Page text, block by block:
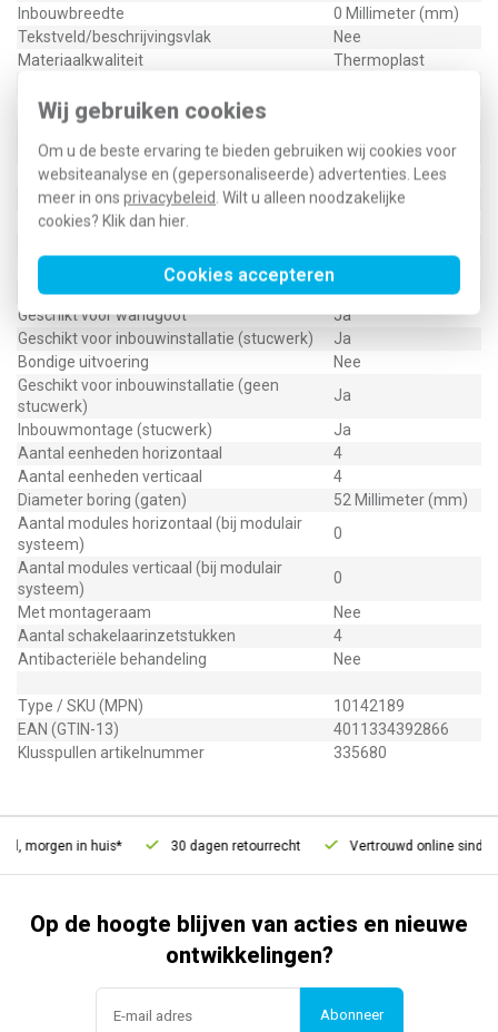
Wij gebruiken cookies
Om u de beste ervaring te bieden gebruiken wij cookies voor
websiteanalyse en (gepersonaliseerde) advertenties. Lees
meer in ons privacybeleid. Wilt u alleen noodzakelijke
cookies? Klik dan hier.
Cookies accepteren
Inbouwbreedte
0 Millimeter (mm)
Tekstveld/beschrijvingsvlak
Nee
Materiaalkwaliteit
Thermoplast
Bevestigingswijze
Montagerichting
verticaal
RAL-nummer (vergelijkbaar)
9010
Slagvastheid
IK05
Beschermingsgraad (IP)
Uitvoering oppervlakte
Glanzend
Geschikt voor wandgoot
Ja
Geschikt voor inbouwinstallatie (stucwerk)
Ja
Bondige uitvoering
Nee
Geschikt voor inbouwinstallatie (geen
stucwerk)
Ja
Inbouwmontage (stucwerk)
Ja
Aantal eenheden horizontaal
4
Aantal eenheden verticaal
4
Diameter boring (gaten)
52 Millimeter (mm)
Aantal modules horizontaal (bij modulair
systeem)
0
Aantal modules verticaal (bij modulair
systeem)
0
Met montageraam
Nee
Aantal schakelaarinzetstukken
4
Antibacteriële behandeling
Nee
Type / SKU (MPN)
10142189
EAN (GTIN-13)
4011334392866
Klusspullen artikelnummer
335680
morgen in huis* 30 dagen retourrecht Vertrouwd online sinds
Op de hoogte blijven van acties en nieuwe
ontwikkelingen?
Abonneer